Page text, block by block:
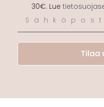
30€. Lue
Tilaa